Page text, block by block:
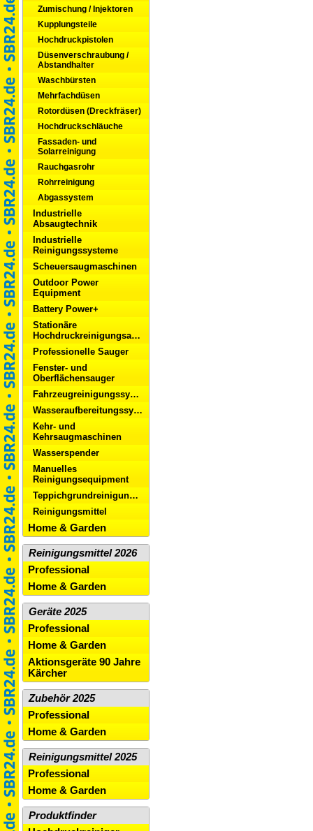
Zumischung / Injektoren
Kupplungsteile
Hochdruckpistolen
Düsenverschraubung /
Abstandhalter
Waschbürsten
Mehrfachdüsen
Rotordüsen (Dreckfräser)
Hochdruckschläuche
Fassaden- und
Solarreinigung
Rauchgasrohr
Rohrreinigung
Abgassystem
Industrielle
Absaugtechnik
Industrielle
Reinigungssysteme
Scheuersaugmaschinen
Outdoor Power
Equipment
Battery Power+
Stationäre
Hochdruckreinigungsanlagen
Professionelle Sauger
Fenster- und
Oberflächensauger
Fahrzeugreinigungssysteme
Wasseraufbereitungssysteme
Kehr- und
Kehrsaugmaschinen
Wasserspender
Manuelles
Reinigungsequipment
Teppichgrundreinigungsgeräte/Dampfreiniger
Reinigungsmittel
Home & Garden
Reinigungsmittel 2026
Professional
Home & Garden
Geräte 2025
Professional
Home & Garden
Aktionsgeräte 90 Jahre
Kärcher
Zubehör 2025
Professional
Home & Garden
Reinigungsmittel 2025
Professional
Home & Garden
Produktfinder